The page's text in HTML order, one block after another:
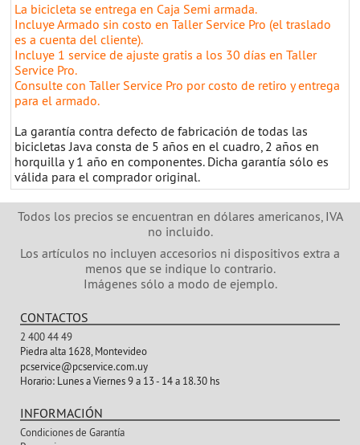
La bicicleta se entrega en Caja Semi armada.
Incluye Armado sin costo en Taller Service Pro (el traslado
es a cuenta del cliente).
Incluye 1 service de ajuste gratis a los 30 días en Taller
Service Pro.
Consulte con Taller Service Pro por costo de retiro y entrega
para el armado.
La garantía contra defecto de fabricación de todas las
bicicletas Java consta de 5 años en el cuadro, 2 años en
horquilla y 1 año en componentes. Dicha garantía sólo es
válida para el comprador original.
Todos los precios se encuentran en dólares americanos, IVA
no incluido.
Los artículos no incluyen accesorios ni dispositivos extra a
menos que se indique lo contrario.
Imágenes sólo a modo de ejemplo.
CONTACTOS
2 400 44 49
Piedra alta 1628, Montevideo
pcservice@pcservice.com.uy
Horario:Lunes a Viernes 9 a 13 - 14 a 18.30 hs
INFORMACIÓN
Condiciones de Garantía